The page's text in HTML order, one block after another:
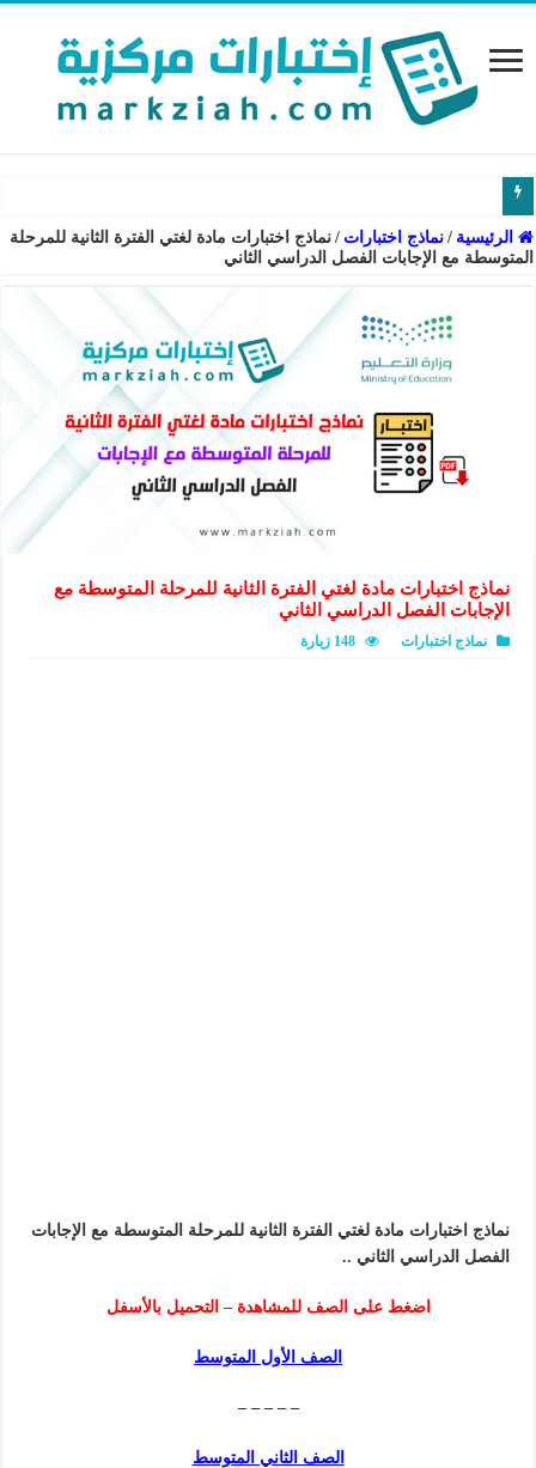
الرئيسية / نماذج اختبارات / نماذج اختبارات مادة لغتي الفترة الثانية للمرحلة
المتوسطة مع الإجابات الفصل الدراسي الثاني
نماذج اختبارات مادة لغتي الفترة الثانية للمرحلة المتوسطة مع
الإجابات الفصل الدراسي الثاني
نماذج اختبارات 148 زيارة
نماذج اختبارات مادة لغتي الفترة الثانية للمرحلة المتوسطة مع الإجابات
الفصل الدراسي الثاني ..
اضغط على الصف للمشاهدة – التحميل بالأسفل
الصف الأول المتوسط
– – – – –
الصف الثاني المتوسط